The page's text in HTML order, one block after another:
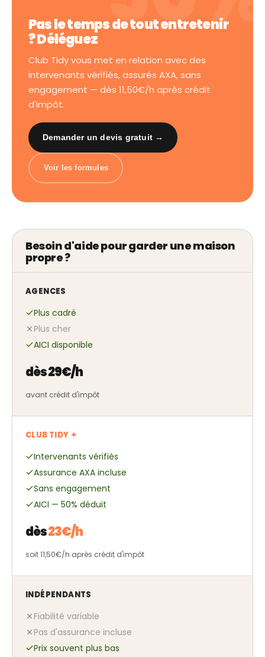
Pas le temps de tout entretenir
? Déléguez
Club Tidy vous met en relation avec des
intervenants vérifiés, assurés AXA, sans
engagement — dès 11,50€/h après crédit
d'impôt.
Demander un devis gratuit →
Voir les formules
Besoin d'aide pour garder une maison
propre ?
AGENCES
Plus cadré
Plus cher
AICI disponible
dès 29€/h
avant crédit d'impôt
CLUB TIDY ✦
Intervenants vérifiés
Assurance AXA incluse
Sans engagement
AICI — 50% déduit
dès23€/h
soit 11,50€/h après crédit d'impôt
INDÉPENDANTS
Fiabilité variable
Pas d'assurance incluse
Prix souvent plus bas